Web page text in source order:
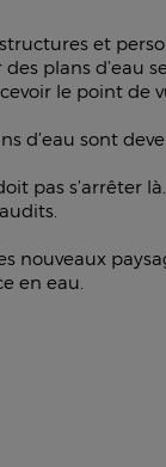
et
plans d’eau
le point de
d’eau sont
pas s’arrêter
nouveaux
en eau.